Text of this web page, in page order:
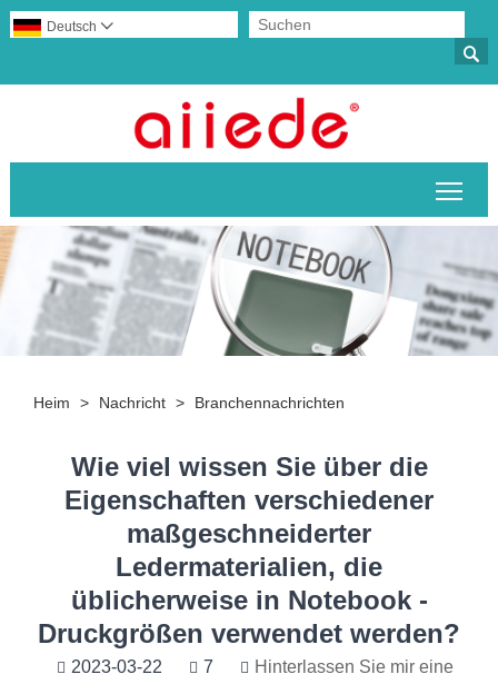

Deutsch 
Heim > Nachricht > Branchennachrichten
Wie viel wissen Sie über die
Eigenschaften verschiedener
maßgeschneiderter
Ledermaterialien, die
üblicherweise in Notebook -
Druckgrößen verwendet werden?
2023-03-22 7 Hinterlassen Sie mir eine